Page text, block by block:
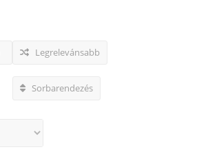
Legrelevánsabb
Sorbarendezés